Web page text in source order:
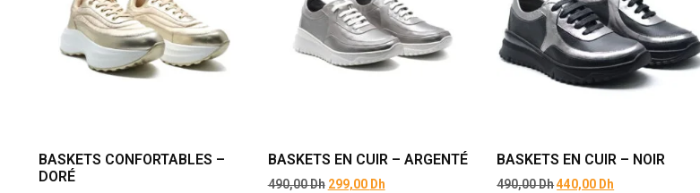
BASKETS CONFORTABLES –
DORÉ
BASKETS EN CUIR – ARGENTÉ
490,00Dh 299,00 Dh
BASKETS EN CUIR – NOIR
490,00Dh440,00 Dh